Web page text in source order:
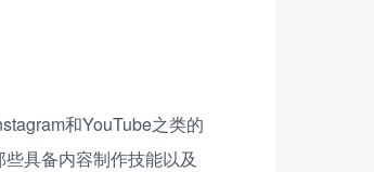
和YouTube之类的
具备内容制作技能以及